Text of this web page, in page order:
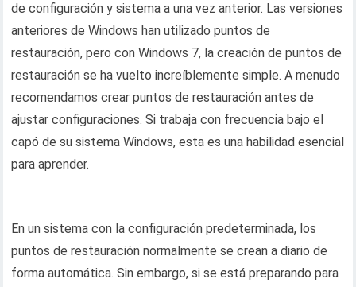
de configuración y sistema a una vez anterior. Las versiones
anteriores de Windows han utilizado puntos de
restauración, pero con Windows 7, la creación de puntos de
restauración se ha vuelto increíblemente simple. A menudo
recomendamos crear puntos de restauración antes de
ajustar configuraciones. Si trabaja con frecuencia bajo el
capó de su sistema Windows, esta es una habilidad esencial
para aprender.
En un sistema con la configuración predeterminada, los
puntos de restauración normalmente se crean a diario de
forma automática. Sin embargo, si se está preparando para